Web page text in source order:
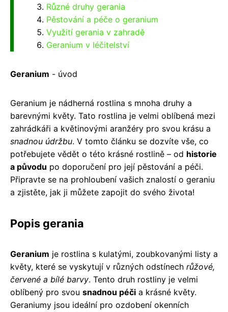
Různé druhy gerania
Pěstování a péče o geranium
Využití gerania v zahradě
Geranium v léčitelství
Geranium - úvod
Geranium je nádherná rostlina s mnoha druhy a
barevnými květy. Tato rostlina je velmi oblíbená mezi
zahrádkáři a květinovými aranžéry pro svou krásu a
snadnou údržbu. V tomto článku se dozvíte vše, co
potřebujete vědět o této krásné rostlině – od historie
a původu po doporučení pro její pěstování a péči.
Připravte se na prohloubení vašich znalostí o geraniu
a zjistěte, jak ji můžete zapojit do svého života!
Popis gerania
Geranium je rostlina s kulatými, zoubkovanými listy a
květy, které se vyskytují v různých odstínech růžové,
červené a bílé barvy. Tento druh rostliny je velmi
oblíbený pro svou snadnou péči a krásné květy.
Geraniumy jsou ideální pro ozdobení okenních